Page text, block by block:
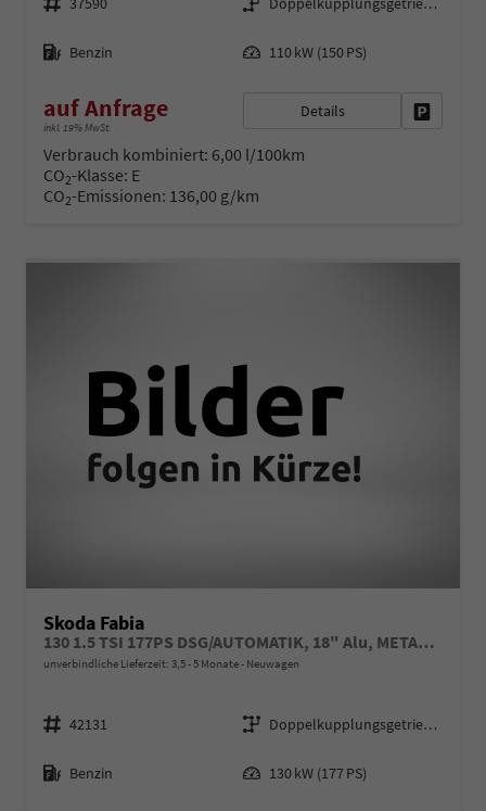
Kraftstoff
Benzin 110 kW (150 PS)
auf Anfrage
inkl. 19% MwSt.
Details
Verbrauch kombiniert: 6,00 l/100km
CO2-Klasse: E
CO2-Emissionen: 136,00 g/km
Skoda Fabia
130 1.5 TSI 177PS DSG/AUTOMATIK, 18" Alu, METALLIC/Dach Schwarz, Bi-LED-Scheinwerfer, Parksensoren vo/hi, Rückfahrkamera, Kessy, Climatronic, SunSet, Sport-M-Lederlenkrad beheizt, Infotainment 8", Smart Link, NSW, Sitzheizung, Tempomat, Fußmatten
unverbindliche Lieferzeit: 3,5 - 5 Monate Neuwagen
Fahrzeugnr.
42131
Getriebe
Doppelkupplungsgetriebe (DSG)
Kraftstoff
Benzin 130 kW (177 PS)